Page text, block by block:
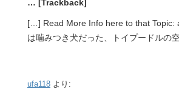
… [Trackback]
[…] Read More Info here to that Topic:
は噛みつき犬だった、トイプードルの
ufa118 より: